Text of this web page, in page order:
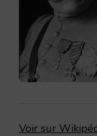
Voir sur